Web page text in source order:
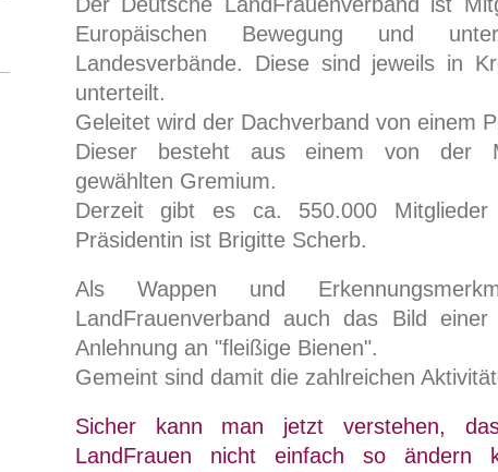
Europäischen Bewegung und
Landesverbände. Diese sind jeweils in
unterteilt.
Geleitet wird der Dachverband von einem
Dieser besteht aus einem von der
gewählten Gremium.
Derzeit gibt es ca. 550.000 Mitglieder
Präsidentin ist Brigitte Scherb.
Als Wappen und
LandFrauenverband auch das Bild
Anlehnung an "fleißige Bienen".
Gemeint sind damit die zahlreichen
Sicher kann man jetzt verstehen,
LandFrauen nicht einfach so ändern